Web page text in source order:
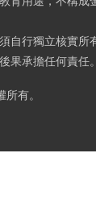
自行獨立核實
果承擔任何責任
有。